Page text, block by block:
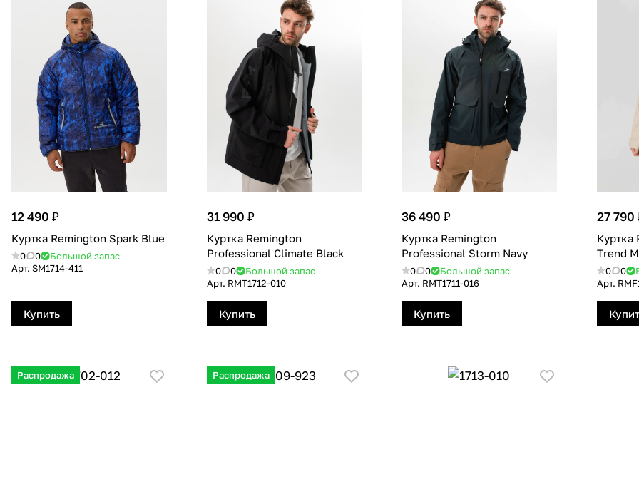
12 490 ₽
Куртка Remington Spark Blue
0 0
Большой запас
Арт. SM1714-411
Купить
31 990 ₽
Куртка Remington
Professional Сlimate Black
0 0
Большой запас
Арт. RMT1712-010
Купить
36 490 ₽
Куртка Remington
Professional Storm Navy
0 0
Большой запас
Арт. RMT1711-016
Купить
27 790
Куртка
Тrend
0 0
Арт.
Распродажа Распродажа